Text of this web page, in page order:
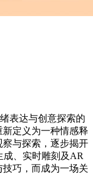
表达与创意探索的
定义为一种情感释
与探索，逐步揭开
、实时雕刻及AR
巧，而成为一场关